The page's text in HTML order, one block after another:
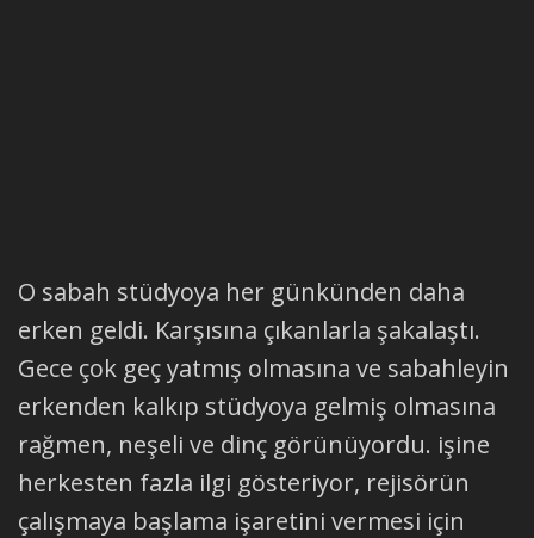
O sabah stüdyoya her günkünden daha
erken geldi. Karşısına çıkanlarla şakalaştı.
Gece çok geç yatmış olmasına ve sabahleyin
erkenden kalkıp stüdyoya gelmiş olmasına
rağmen, neşeli ve dinç görünüyordu. işine
herkesten fazla ilgi gösteriyor, rejisörün
çalışmaya başlama işaretini vermesi için